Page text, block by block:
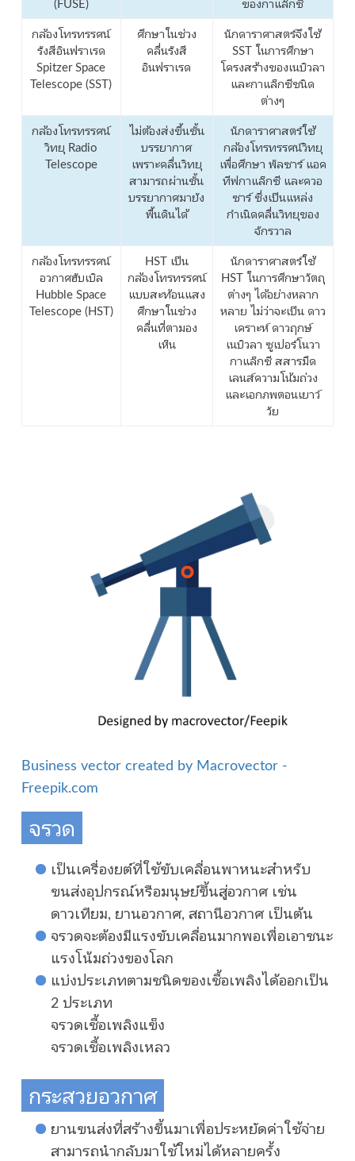
กล้องโทรทรรศน์
รังสีอินฟราเรด
Spitzer Space
Telescope (SST)
ศึกษาในช่วง
คลื่นรังสี
อินฟราเรด
นักดาราศาสตร์จึงใช้
SST ในการศึกษา
โครงสร้างของเนบิวลา
และกาแล็กซีชนิด
ต่างๆ
กล้องโทรทรรศน์
วิทยุ Radio
Telescope
ไม่ต้องส่งขึ้นชั้น
บรรยากาศ
เพราะคลื่นวิทยุ
สามารถผ่านชั้น
บรรยากาศมายัง
พื้นดินได้
นักดาราศาสตร์ใช้
กล้องโทรทรรศน์วิทยุ
เพื่อศึกษา พัลซาร์ แอค
ทีฟกาแล็กซี และควอ
ซาร์ ซึ่งเป็นแหล่ง
กำเนิดคลื่นวิทยุของ
จักรวาล
กล้องโทรทรรศน์
อวกาศฮับเบิล
Hubble Space
Telescope (HST)
HST เป็น
กล้องโทรทรรศน์
แบบสะท้อนแสง
ศึกษาในช่วง
คลื่นที่ตามอง
เห็น
นักดาราศาสตร์ใช้
HST ในการศึกษาวัตถุ
ต่างๆ ได้อย่างหลาก
หลาย ไม่ว่าจะเป็น ดาว
เคราะห์ ดาวฤกษ์
เนบิวลา ซูเปอร์โนวา
กาแล็กซี สสารมืด
เลนส์ความโน้มถ่วง
และเอกภพตอนเยาว์
วัย
Business vector created by Macrovector -
Freepik.com
จรวด
เป็นเครื่องยต์ที่ใช้ขับเคลื่อนพาหนะสำหรับ
ขนส่งอุปกรณ์หรือมนุษย์ขึ้นสู่อวกาศ เช่น
ดาวเทียม, ยานอวกาศ, สถานีอวกาศ เป็นต้น
จรวดจะต้องมีแรงขับเคลื่อนมากพอเพื่อเอาชนะ
แรงโน้มถ่วงของโลก
แบ่งประเภทตามชนิดของเชื้อเพลิงได้ออกเป็น
2 ประเภท
จรวดเชื้อเพลิงแข็ง
จรวดเชื้อเพลิงเหลว
กระสวยอวกาศ
ยานขนส่งที่สร้างขึ้นมาเพื่อประหยัดค่าใช้จ่าย
สามารถนำกลับมาใช้ใหม่ได้หลายครั้ง